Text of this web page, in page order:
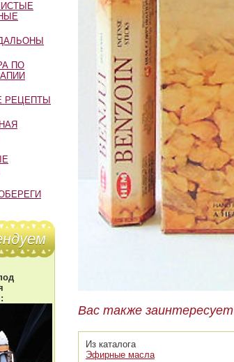
ПО
РЕЦЕПТЫ
Вас также заинтересует
Из каталога
Эфирные масла